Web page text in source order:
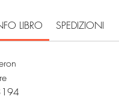
LIBRO SPEDIZIONI